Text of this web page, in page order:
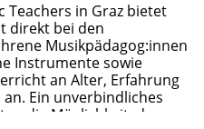
Teachers in Graz bietet
direkt bei den
Musikpädagog:innen
Instrumente sowie
an Alter, Erfahrung
Ein unverbindliches
die Möglichkeit, das